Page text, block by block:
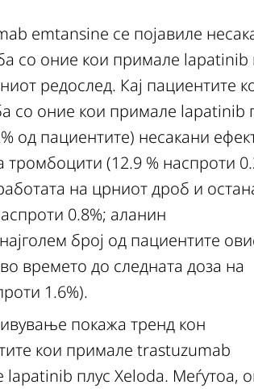
emtansine се појавиле
со оние кои примале lapatinib
редослед. Кај пациентите
со оние кои примале lapatinib
од пациентите) несакани
(12.9 % наспроти
на црниот дроб и
0.8%; аланин
број од пациентите
времето до следната доза на
1.6%).
покажа тренд кон
кои примале trastuzumab
плус Xeloda. Меѓутоа,